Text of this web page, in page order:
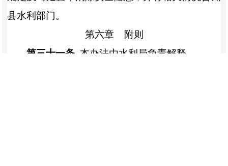
县水利部门。
第六章
附则
第三十一条 本办法由水利局负责解释。